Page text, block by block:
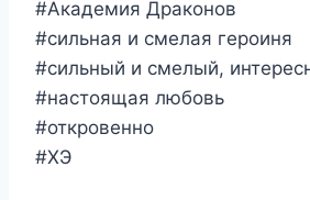
#Академия Драконов
#сильная и смелая героиня
#сильный и смелый,
#настоящая любовь
#откровенно
#ХЭ